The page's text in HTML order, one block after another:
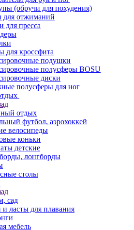
(обручи для похудения)
для отжиманий
для пресса
для кроссфита
подушки
полусферы BOSU
диски
полусферы для ног
отдых
футбол, аэрохоккей
велосипеды
коньки
детские
лонгборды
столы
сад
ласты для плавания
мебель